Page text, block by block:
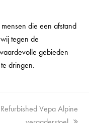
die een afstand
tegen de
gebieden
dringen.
next
Refurbished Vepa Alpine